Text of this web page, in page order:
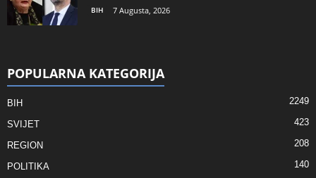
BIH 7 Augusta, 2026
POPULARNA KATEGORIJA
BIH 2249
SVIJET 423
REGION 208
POLITIKA 140